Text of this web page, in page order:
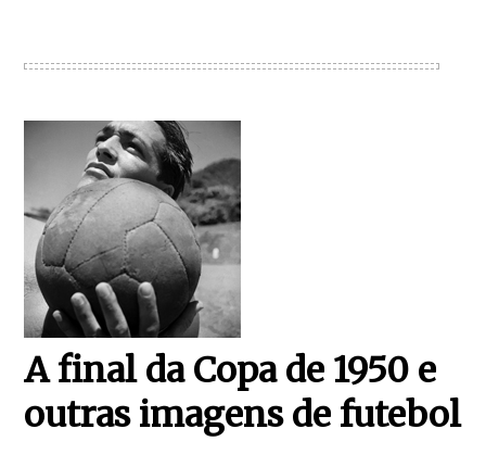
A final da Copa de 1950 e
outras imagens de futebol